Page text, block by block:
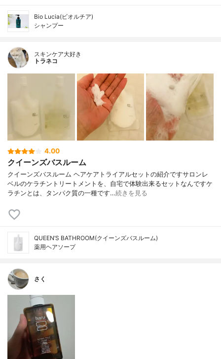
Bio Lucia(ビオルチア)
シャンプー
スキンケア大好き
トラネコ
4.00
クイーンズバスルーム
クイーンズバスルーム ヘアケアトライアルセットの紹介ですサロンレ
ベルのケラチントリートメントを、自宅で体験出来るセットなんですケ
ラチンとは、タンパク質の一種です…続きを見る
QUEEN’S BATHROOM(クイーンズバスルーム)
薬用ヘアソープ
さく